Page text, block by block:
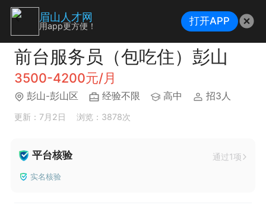
前台服务员（包吃住）彭山
3500-4200元/月
彭山-彭山区 经验不限 高中 招3人
更新：7月2日 浏览：3878次
平台核验 通过1项
实名核验
眉山人才网
用app更方便！ 打开APP